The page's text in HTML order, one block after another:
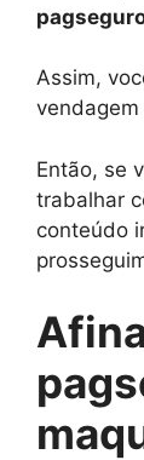
Assim,
Então, se
trabalhar
conteúdo